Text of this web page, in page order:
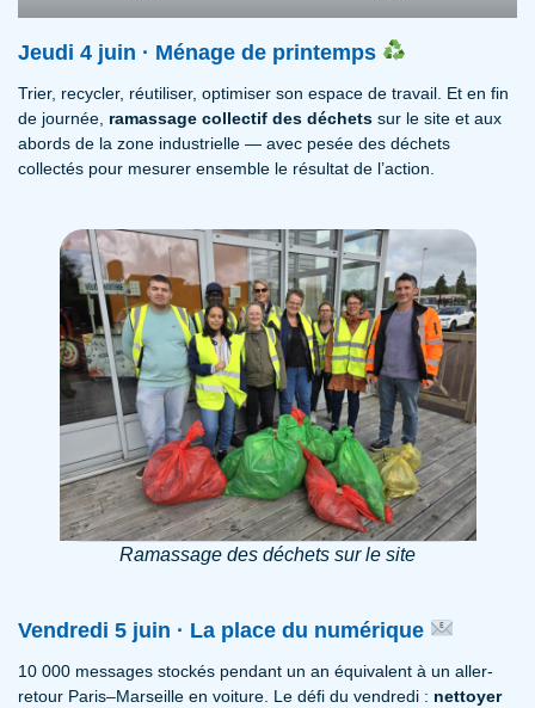
Jeudi 4 juin · Ménage de printemps
Trier, recycler, réutiliser, optimiser son espace de travail. Et en fin
de journée, ramassage collectif des déchets sur le site et aux
abords de la zone industrielle — avec pesée des déchets
collectés pour mesurer ensemble le résultat de l’action.
Ramassage des déchets sur le site
Vendredi 5 juin · La place du numérique
10 000 messages stockés pendant un an équivalent à un aller-
retour Paris–Marseille en voiture. Le défi du vendredi : nettoyer